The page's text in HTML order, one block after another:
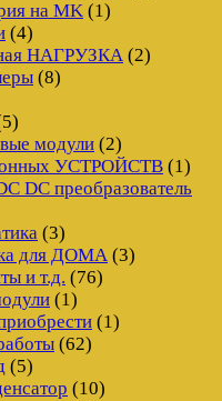
на MK (1)
(4)
НАГРУЗКА (2)
(8)
модули (2)
УСТРОЙСТВ (1)
DC преобразователь
(3)
для ДОМА (3)
и т.д. (76)
(1)
(1)
(62)
(5)
(10)